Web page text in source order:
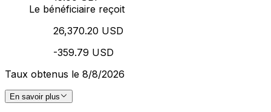
Le bénéficiaire reçoit
26,370.20 USD
-359.79 USD
Taux obtenus le 8/8/2026
En savoir plus